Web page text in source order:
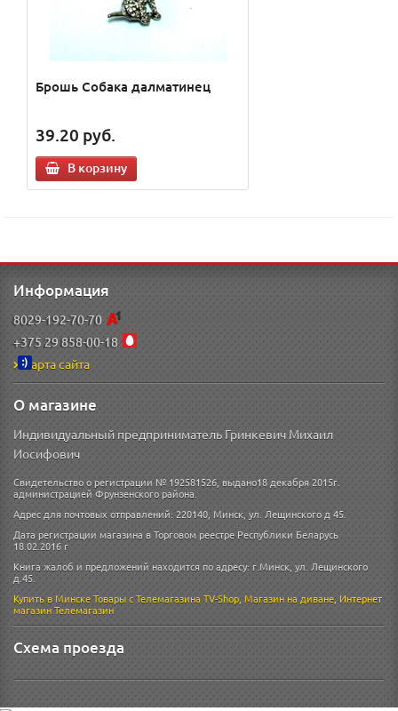
Брошь Собака далматинец
39.20 руб.
В корзину
Информация
8029-192-70-70
+375 29 858-00-18
Карта сайта
О магазине
Индивидуальный предприниматель Гринкевич Михаил
Иосифович
Свидетельство о регистрации № 192581526, выдано18 декабря 2015г.
администрацией Фрунзенского района.
Адрес для почтовых отправлений: 220140, Минск, ул. Лещинского д 45.
Дата регистрации магазина в Торговом реестре Республики Беларусь
18.02.2016 г
Книга жалоб и предложений находится по адресу: г.Минск, ул. Лещинского
д.45.
Купить в МинскеТовары с Телемагазина TV-Shop,Магазин на диване,Интернет
магазинТелемагазин
Схема проезда